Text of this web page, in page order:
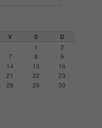
V S D
1
2
7 8
9
14 15
16
21 22
23
28 29
30